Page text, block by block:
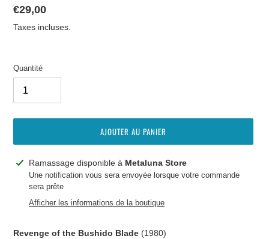
Prix
normal
€29,00
Taxes incluses.
Quantité
AJOUTER AU PANIER
Ajout
produit
Ramassage disponible à Metaluna Store
Une notification vous sera envoyée lorsque votre commande
sera prête
Afficher les informations de la boutique
Revenge of the Bushido Blade (1980)